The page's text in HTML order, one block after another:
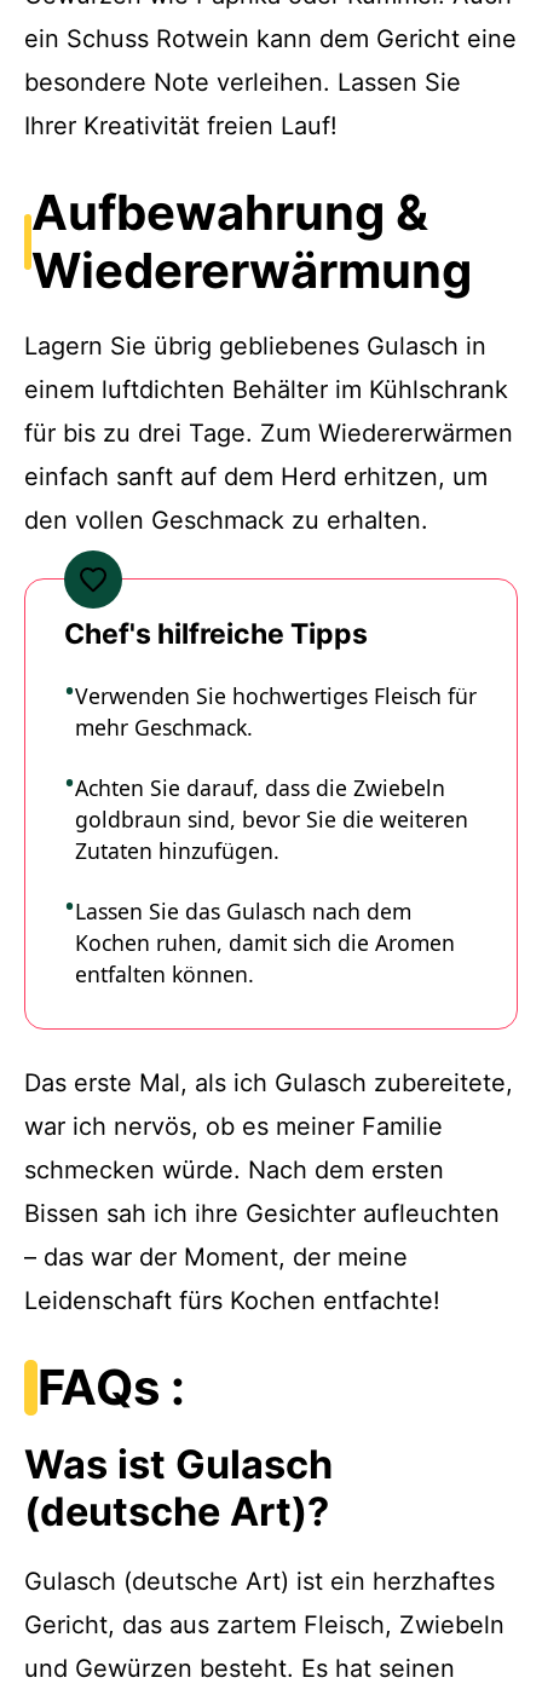
ein Schuss Rotwein kann dem Gericht eine
besondere Note verleihen. Lassen Sie
Ihrer Kreativität freien Lauf!
Aufbewahrung &
Wiedererwärmung
Lagern Sie übrig gebliebenes Gulasch in
einem luftdichten Behälter im Kühlschrank
für bis zu drei Tage. Zum Wiedererwärmen
einfach sanft auf dem Herd erhitzen, um
den vollen Geschmack zu erhalten.
Chef's hilfreiche Tipps
Verwenden Sie hochwertiges Fleisch für
mehr Geschmack.
Achten Sie darauf, dass die Zwiebeln
goldbraun sind, bevor Sie die weiteren
Zutaten hinzufügen.
Lassen Sie das Gulasch nach dem
Kochen ruhen, damit sich die Aromen
entfalten können.
Das erste Mal, als ich Gulasch zubereitete,
war ich nervös, ob es meiner Familie
schmecken würde. Nach dem ersten
Bissen sah ich ihre Gesichter aufleuchten
– das war der Moment, der meine
Leidenschaft fürs Kochen entfachte!
FAQs :
Was ist Gulasch
(deutsche Art)?
Gulasch (deutsche Art) ist ein herzhaftes
Gericht, das aus zartem Fleisch, Zwiebeln
und Gewürzen besteht. Es hat seinen